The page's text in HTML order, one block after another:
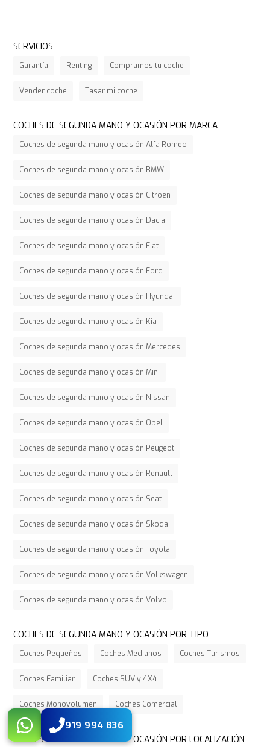
919 994 836
SERVICIOS
Garantía Renting Compramos tu coche
Vender coche Tasar mi coche
COCHES DE SEGUNDA MANO Y OCASIÓN POR MARCA
Coches de segunda mano y ocasión Alfa Romeo
Coches de segunda mano y ocasión BMW
Coches de segunda mano y ocasión Citroen
Coches de segunda mano y ocasión Dacia
Coches de segunda mano y ocasión Fiat
Coches de segunda mano y ocasión Ford
Coches de segunda mano y ocasión Hyundai
Coches de segunda mano y ocasión Kia
Coches de segunda mano y ocasión Mercedes
Coches de segunda mano y ocasión Mini
Coches de segunda mano y ocasión Nissan
Coches de segunda mano y ocasión Opel
Coches de segunda mano y ocasión Peugeot
Coches de segunda mano y ocasión Renault
Coches de segunda mano y ocasión Seat
Coches de segunda mano y ocasión Skoda
Coches de segunda mano y ocasión Toyota
Coches de segunda mano y ocasión Volkswagen
Coches de segunda mano y ocasión Volvo
COCHES DE SEGUNDA MANO Y OCASIÓN POR TIPO
Coches Pequeños Coches Medianos Coches Turismos
Coches Familiar Coches SUV y 4X4
Coches Monovolumen Coches Comercial
COCHES DE SEGUNDA MANO Y OCASIÓN POR LOCALIZACIÓN